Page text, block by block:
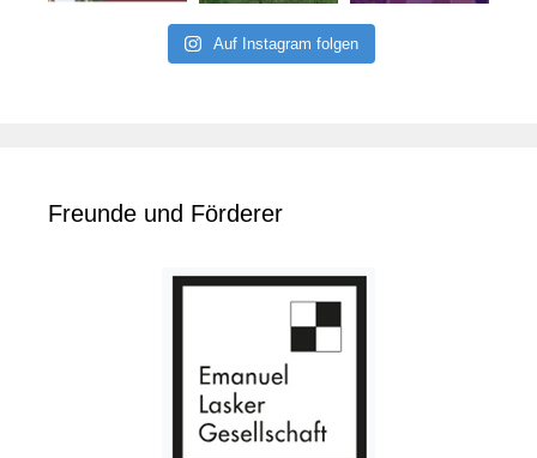
Auf Instagram folgen
Freunde und Förderer